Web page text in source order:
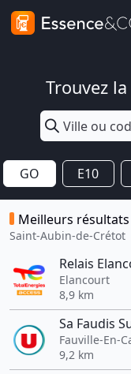
Trouvez
GO E10
Meilleurs résultats
Saint-Aubin-de-Crétot
Relais
Elancourt
8,9 km
Sa Faudis
Fauville-En-
9,2 km